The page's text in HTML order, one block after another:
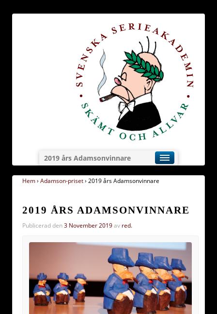
2019 års Adamsonvinnare
Hem› Adamson-priset› 2019 års Adamsonvinnare
2019 ÅRS ADAMSONVINNARE
Publicerad den3 November 2019av red.